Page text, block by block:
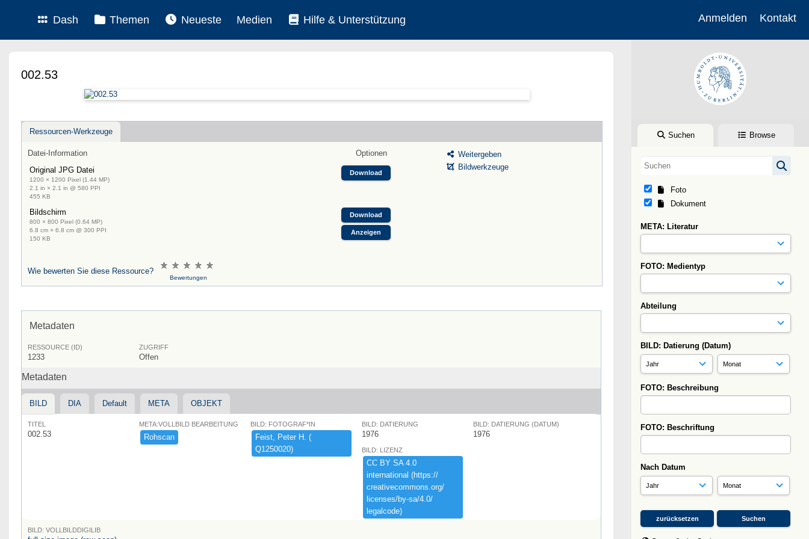
Dash Themen Neueste Medien Hilfe & Unterstützung Anmelden Kontakt
Suchen Browse
Foto
Dokument
META: Literatur
FOTO: Medientyp
Abteilung
BILD: Datierung (Datum)
FOTO: Beschreibung
FOTO: Beschriftung
Nach Datum
002.53
Ressourcen-Werkzeuge
Datei-Information
Optionen
Original JPG Datei
1200 × 1200 Pixel (1.44 MP)
2.1 in × 2.1 in @ 580 PPI
455 KB
Download
Bildschirm
800 × 800 Pixel (0.64 MP)
6.8 cm × 6.8 cm @ 300 PPI
150 KB
Download
Anzeigen
Weitergeben
Bildwerkzeuge
Wie bewerten Sie diese Ressource?
Bewertungen
Metadaten
RESSOURCE (ID)
1233
ZUGRIFF
Offen
Metadaten
BILD DIA Default META OBJEKT
TITEL
002.53
META:VOLLBILD BEARBEITUNG
Rohscan
BILD: FOTOGRAF*IN
Feist,​ ​Peter ​H.​ ​(​
Q1250020)​
BILD: DATIERUNG
1976
BILD: DATIERUNG (DATUM)
1976
BILD: LIZENZ
CC ​BY ​SA ​4.​0 ​
international ​(​https:​/​/​
creativecommons.​org/​
licenses/​by-​sa/​4.​0/​
legalcode)​
BILD: VOLLBILDDIGILIB